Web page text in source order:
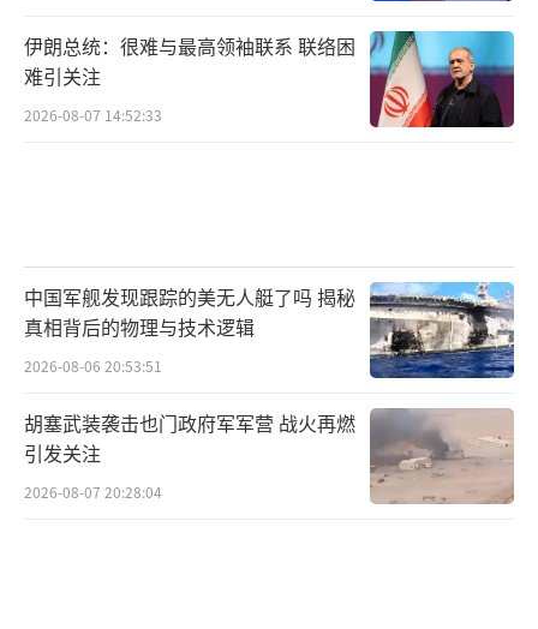
伊朗总统：很难与最高领袖联系 联络困
难引关注
2026-08-07 14:52:33
中国军舰发现跟踪的美无人艇了吗 揭秘
真相背后的物理与技术逻辑
2026-08-06 20:53:51
胡塞武装袭击也门政府军军营 战火再燃
引发关注
2026-08-07 20:28:04